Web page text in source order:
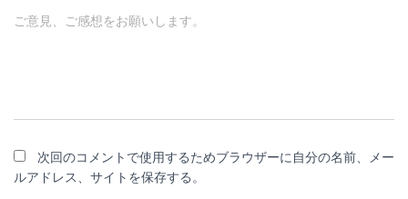
ご意見、ご感想をお願いします。
次回のコメントで使用するためブラウザーに自分の名前、メー
ルアドレス、サイトを保存する。